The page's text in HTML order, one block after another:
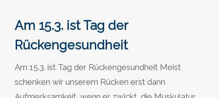
Am 15.3. ist Tag der
Rückengesundheit
Am 15.3. ist Tag der Rückengesundheit Meist
schenken wir unserem Rücken erst dann